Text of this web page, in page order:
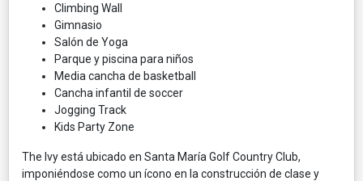
Climbing Wall
Gimnasio
Salón de Yoga
Parque y piscina para niños
Media cancha de basketball
Cancha infantil de soccer
Jogging Track
Kids Party Zone
The Ivy está ubicado en Santa María Golf Country Club,
imponiéndose como un ícono en la construcción de clase y